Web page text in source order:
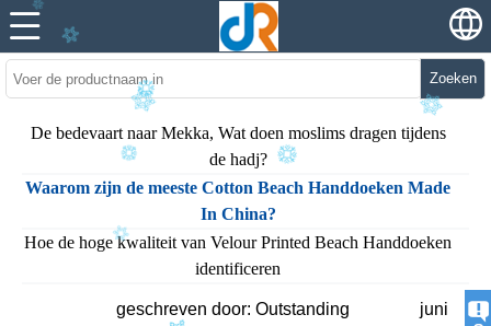
Zoeken
De bedevaart naar Mekka, Wat doen moslims dragen tijdens
de hadj?
Waarom zijn de meeste Cotton Beach Handdoeken Made
In China?
Hoe de hoge kwaliteit van Velour Printed Beach Handdoeken
identificeren
geschreven door: Outstanding
juni